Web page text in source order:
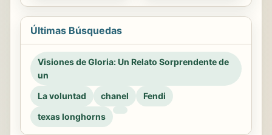
Últimas Búsquedas
Visiones de Gloria: Un Relato Sorprendente de
un
La voluntad
chanel
Fendi
texas longhorns